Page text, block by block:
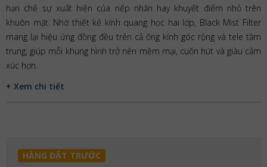
hạn chế sự xuất hiện của nếp nhăn hay khuyết điểm nhỏ trên
khuôn mặt. Nhờ thiết kế kính quang học hai lớp, Black Mist Filter
mang lại hiệu ứng đồng đều trên cả ống kính góc rộng và tele tầm
trung, giúp mỗi khung hình trở nên mềm mại, cuốn hút và giàu cảm
xúc hơn.
+ Xem chi tiết
HÀNG ĐẶT TRƯỚC